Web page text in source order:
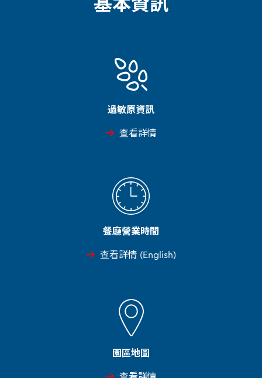
過敏原資訊
查看詳情
餐廳營業時間
查看詳情 (English)
園區地圖